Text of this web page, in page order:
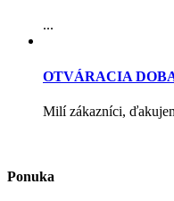
...
OTVÁRACIA
Milí zákazníci,
Ponuka